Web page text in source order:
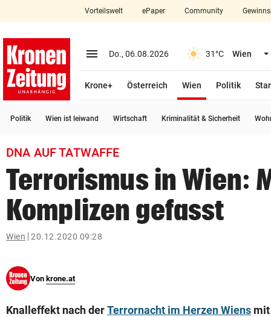
closeSchließen
account_circle Anmelden
arrow_right
bookmark
search
Suchbegriff
eingeben
© Krone Multimedia GmbH & Co KG 2026
Vorteilswelt ePaper Community
menu Menü aufklappen
Do., 06.08.2026 31°C Wien
Krone+ Österreich Wien
Politik
Politik Wien ist leiwand Wirtschaft Kriminalität & Sicherheit
DNA AUF TATWAFFE
Terrorismus in Wien:
Komplizen gefasst
Wien 20.12.2020 09:28
Von krone.at
Knalleffekt nach derTerrornacht im Herzen Wiens mit